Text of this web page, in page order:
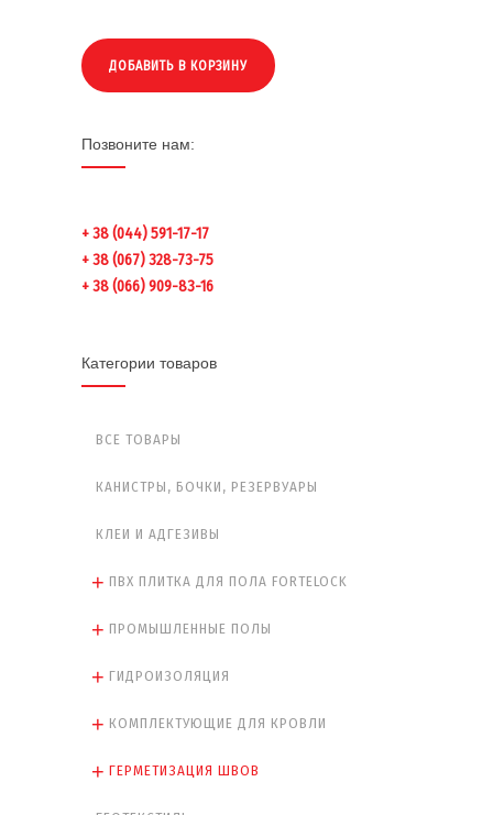
ДОБАВИТЬ В КОРЗИНУ
Позвоните нам:
+ 38 (044) 591-17-17
+ 38 (067) 328-73-75
+ 38 (066) 909-83-16
Категории товаров
ВСЕ ТОВАРЫ
КАНИСТРЫ, БОЧКИ, РЕЗЕРВУАРЫ
КЛЕИ И АДГЕЗИВЫ
ПВХ ПЛИТКА ДЛЯ ПОЛА FORTELOCK
ПРОМЫШЛЕННЫЕ ПОЛЫ
ГИДРОИЗОЛЯЦИЯ
КОМПЛЕКТУЮЩИЕ ДЛЯ КРОВЛИ
ГЕРМЕТИЗАЦИЯ ШВОВ